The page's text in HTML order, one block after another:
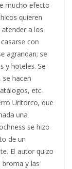
mucho efecto
quieren
a los
con
agrandan; se
y hoteles. Se
se hacen
etc.
Uritorco, que
una
se hizo
de un
El autor quizo
broma y las